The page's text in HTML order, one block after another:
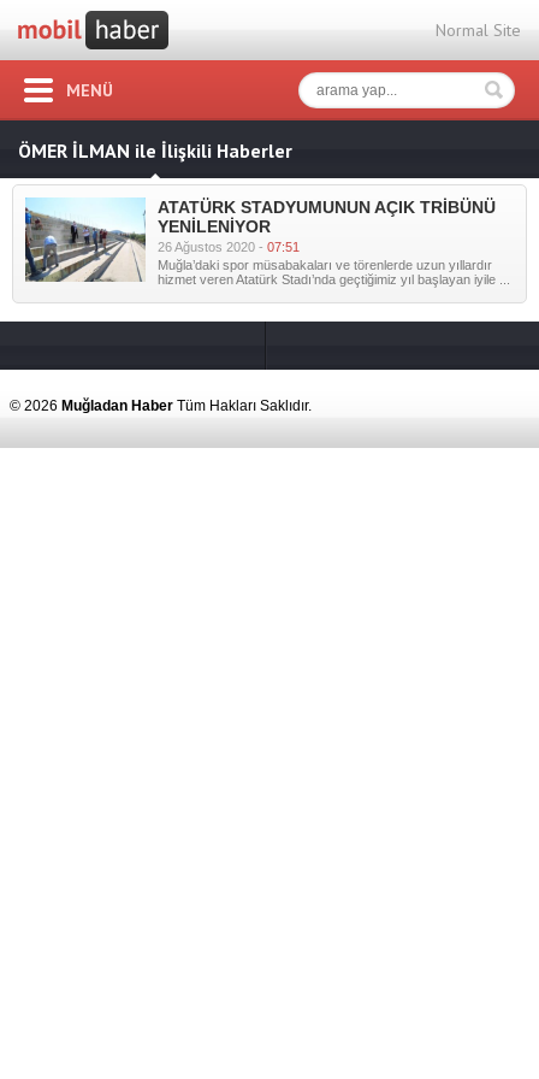
Normal Site
MENÜ
ÖMER İLMAN ile İlişkili Haberler
ATATÜRK STADYUMUNUN AÇIK TRİBÜNÜ
YENİLENİYOR
26 Ağustos 2020 - 07:51
Muğla’daki spor müsabakaları ve törenlerde uzun yıllardır
hizmet veren Atatürk Stadı’nda geçtiğimiz yıl başlayan iyile ...
© 2026 Muğladan Haber Tüm Hakları Saklıdır.